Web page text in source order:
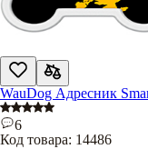
WauDog Адресник
6
Код товара: 14486